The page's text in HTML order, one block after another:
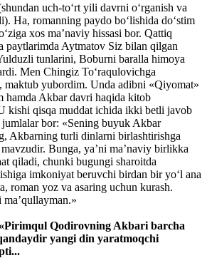
uch-to‘rt yili davrni o‘rganish va
Ha, romanning paydo bo‘lishida do‘stim
xos ma’naviy hissasi bor. Qattiq
paytlarimda Aytmatov Siz bilan qilgan
tunlarini, Boburni baralla himoya
Men Chingiz To‘raqulovichga
yubordim. Unda adibni «Qiyomat»
hamda Akbar davri haqida kitob
kishi qisqa muddat ichida ikki betli javob
bor: «Sening buyuk Akbar
Akbarning turli dinlarni birlashtirishga
Bunga, ya’ni ma’naviy birlikka
qiladi, chunki bugungi sharoitda
imkoniyat beruvchi birdan bir yo‘l ana
roman yoz va asaring uchun kurash.
Qodirovning Akbari barcha
yangi din yaratmoqchi